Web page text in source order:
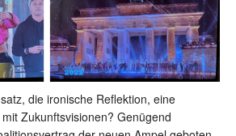
die ironische Reflektion, eine
Zukunftsvisionen? Genügend